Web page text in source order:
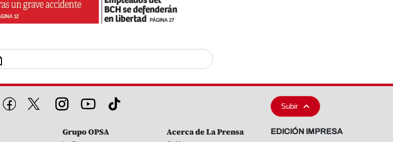
Subir
Grupo OPSA Acerca de La Prensa EDICIÓN IMPRESA